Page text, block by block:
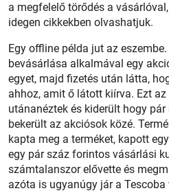
a megfelelő törődés a
idegen cikkekben olvashatjuk.
Egy offline példa jut az
bevásárlása alkalmával egy
egyet, majd fizetés után látta,
ahhoz, amit ő látott kiírva. Ezt
utánanéztek és kiderült hogy
bekerült az akciósok közé.
kapta meg a terméket, kapott
egy pár száz forintos vásárlási
számtalanszor elővette és
azóta is ugyanúgy jár a Tescoba